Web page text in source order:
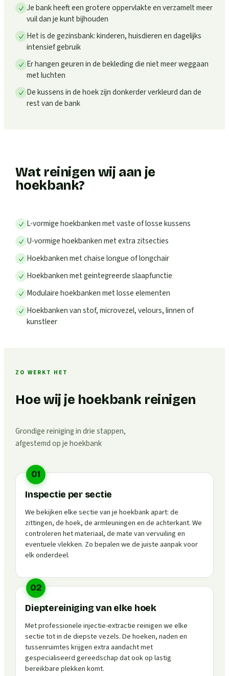
Je bank heeft een grotere oppervlakte en verzamelt meer
vuil dan je kunt bijhouden
Het is de gezinsbank: kinderen, huisdieren en dagelijks
intensief gebruik
Er hangen geuren in de bekleding die niet meer weggaan
met luchten
De kussens in de hoek zijn donkerder verkleurd dan de
rest van de bank
Wat reinigen wij aan je
hoekbank?
L-vormige hoekbanken met vaste of losse kussens
U-vormige hoekbanken met extra zitsecties
Hoekbanken met chaise longue of longchair
Hoekbanken met geintegreerde slaapfunctie
Modulaire hoekbanken met losse elementen
Hoekbanken van stof, microvezel, velours, linnen of
kunstleer
ZO WERKT HET
Hoe wij je hoekbank reinigen
Grondige reiniging in drie stappen,
afgestemd op je hoekbank
01
Inspectie per sectie
We bekijken elke sectie van je hoekbank apart: de
zittingen, de hoek, de armleuningen en de achterkant. We
controleren het materiaal, de mate van vervuiling en
eventuele vlekken. Zo bepalen we de juiste aanpak voor
elk onderdeel.
02
Dieptereiniging van elke hoek
Met professionele injectie-extractie reinigen we elke
sectie tot in de diepste vezels. De hoeken, naden en
tussenruimtes krijgen extra aandacht met
gespecialiseerd gereedschap dat ook op lastig
bereikbare plekken komt.